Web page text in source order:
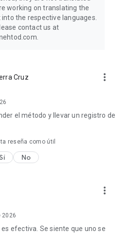
working on translating the
the respective languages.
contact us at
Cruz more_vert
el método y llevar un registro de
reseña como útil
No
more_vert
2026
es efectiva. Se siente que uno se